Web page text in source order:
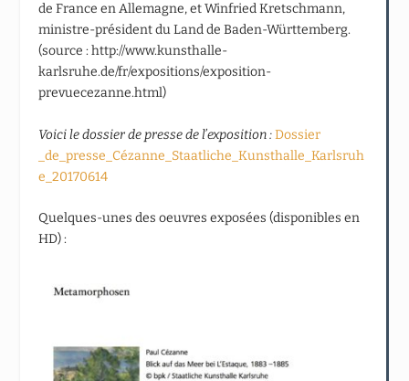
de France en Allemagne, et Winfried Kretschmann,
ministre-président du Land de Baden-Württemberg.
(source : http://www.kunsthalle-
karlsruhe.de/fr/expositions/exposition-
prevuecezanne.html)
Voici le dossier de presse de l’exposition : Dossier
_de_presse_Cézanne_Staatliche_Kunsthalle_Karlsruh
e_20170614
Quelques-unes des oeuvres exposées (disponibles en
HD) :